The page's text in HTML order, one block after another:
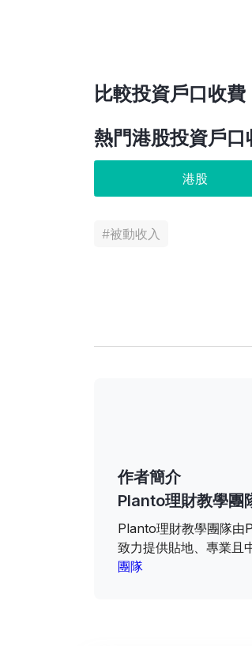
比較投資戶口收費
熱門港股投資戶口
港股
#被動收入
作者簡介
Planto理財教學團
Planto理財教學團隊由
致力提供貼地、專業且
團隊